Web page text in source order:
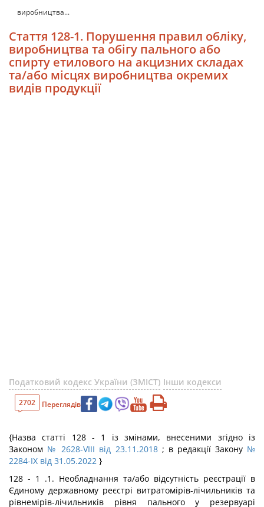
виробництва...
Стаття 128-1. Порушення правил обліку,
виробництва та обігу пального або
спирту етилового на акцизних складах
та/або місцях виробництва окремих
видів продукції
Податковий кодекс України (ЗМІСТ) Інши кодекси
2702 Переглядів
{Назва статті 128 - 1 із змінами, внесеними згідно із
Законом № 2628-VIII від 23.11.2018; в редакції Закону №
2284-IX від 31.05.2022 }
128 - 1 .1. Необладнання та/або відсутність реєстрації в
Єдиному державному реєстрі витратомірів-лічильників та
рівнемірів-лічильників рівня пального у резервуарі